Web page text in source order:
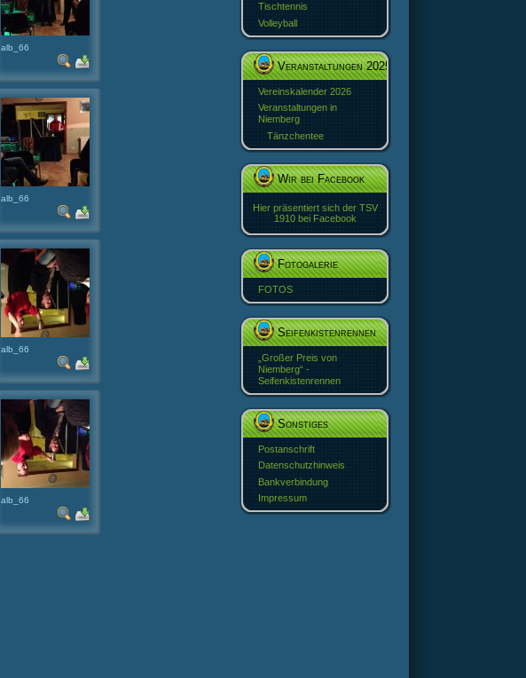
alb_66
alb_66
alb_66
alb_66
Tischtennis
Volleyball
Veranstaltungen 2025
Vereinskalender 2026
Veranstaltungen in
Niemberg
Tänzchentee
Wir bei Facebook
Hier präsentiert sich der TSV
1910 bei Facebook
Fotogalerie
FOTOS
Seifenkistenrennen
„Großer Preis von
Niemberg“ -
Seifenkistenrennen
Sonstiges
Postanschrift
Datenschutzhinweis
Bankverbindung
Impressum